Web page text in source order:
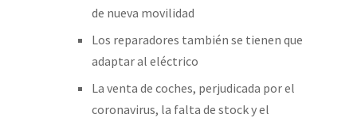
de nueva movilidad
Los reparadores también se tienen que
adaptar al eléctrico
La venta de coches, perjudicada por el
coronavirus, la falta de stock y el